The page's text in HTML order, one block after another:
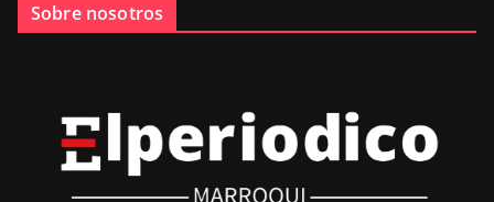
Sobre nosotros